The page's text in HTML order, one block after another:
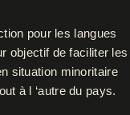
pour les langues
objectif de faciliter les
situation minoritaire
à l ‘autre du pays.